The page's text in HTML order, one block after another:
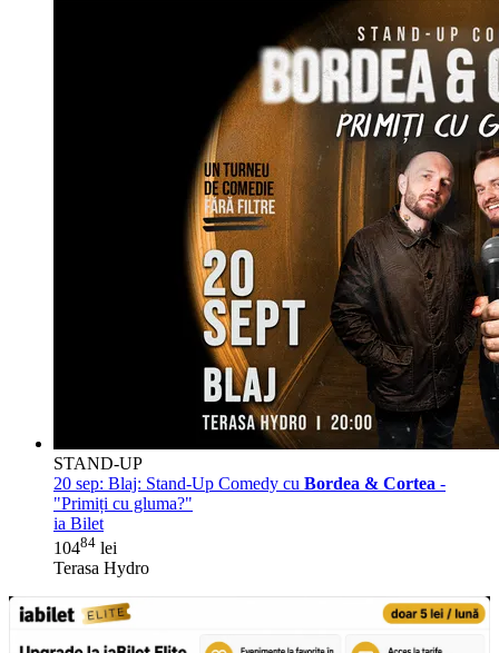
STAND-UP
20 sep: Blaj: Stand-Up Comedy cu Bordea & Cortea -
"Primiți cu gluma?"
ia Bilet
10484 lei
Terasa Hydro